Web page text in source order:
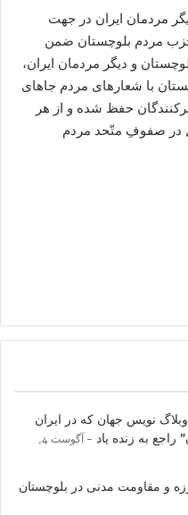
مردمان ایران در جهت
مردم بلوچستان ضمن
و دیگر مردمان ایران،
با شعارهای مردم جاهای
حفظ شده و از هر
در صفوفِ متّحد مردم
نویس جهان که در ایران
به زنده یاد
آگوست 4,
و مقاومت مدنی در بلوچستان